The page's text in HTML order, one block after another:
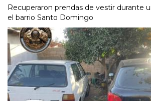
Recuperaron prendas de vestir durante
el barrio Santo Domingo